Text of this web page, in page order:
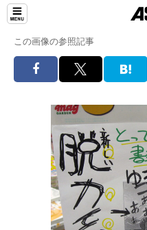
この画像の参照記事